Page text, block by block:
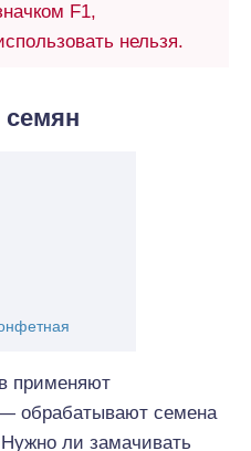
F1,
нельзя.
семян
применяют
обрабатывают семена
ли замачивать